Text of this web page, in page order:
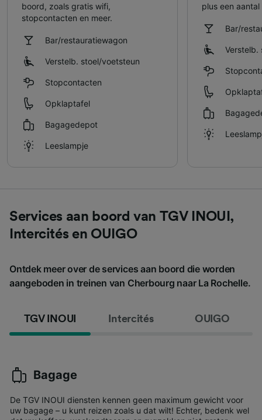
boord, zoals gratis wifi,
stopcontacten en meer.
Bar/restauratiewagon
Verstelb. stoel/​voetsteun
Stopcontacten
Opklaptafel
Bagagedepot
Leeslampje
plus een
Bar/
Verstelb.
Services aan boord van TGV INOUI,
Intercités en OUIGO
Ontdek meer over de services aan boord die worden
aangeboden in treinen van Cherbourg naar La Rochelle.
TGV INOUI Intercités OUIGO
Bagage
De TGV INOUI diensten kennen geen maximum gewicht voor
uw bagage – u kunt reizen zoals u dat wilt! Echter, bedenk wel